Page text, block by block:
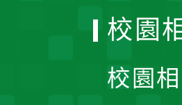
校園
校園